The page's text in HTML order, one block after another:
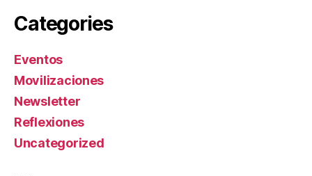
Categories
Eventos
Movilizaciones
Newsletter
Reflexiones
Uncategorized